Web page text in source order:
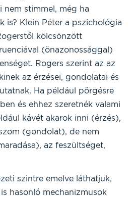
nem stimmel, még ha
is? Klein Péter a pszichológia
kölcsönzött
(önazonossággal)
Rogers szerint az az
az érzései, gondolatai és
Ha például pörgésre
és ehhez szeretnék valami
kávét akarok inni (érzés),
(gondolat), de nem
az feszültséget,
szintre emelve láthatjuk,
hasonló mechanizmusok